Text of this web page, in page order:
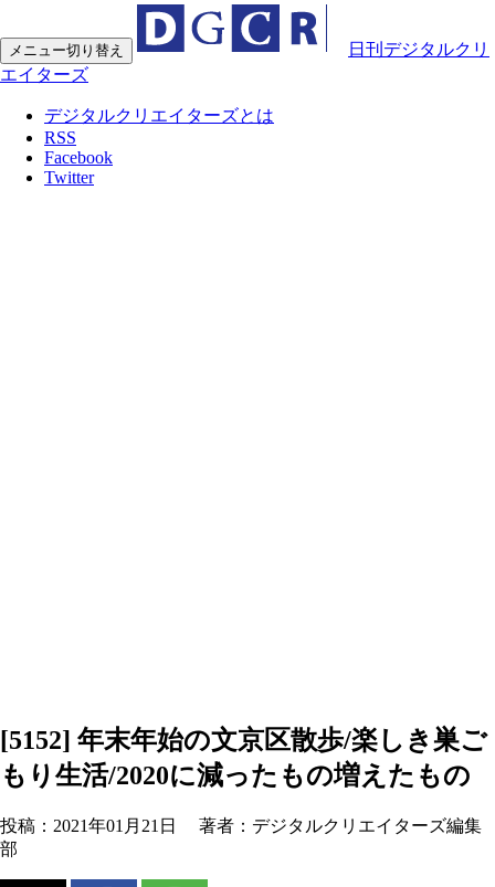
メニュー切り替え
日刊デジタルクリ
エイターズ
デジタルクリエイターズとは
RSS
Facebook
Twitter
[5152] 年末年始の文京区散歩/楽しき巣ご
もり生活/2020に減ったもの増えたもの
投稿： 2021年01月21日 著者： デジタルクリエイターズ編集
部